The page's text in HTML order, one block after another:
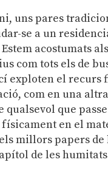
uns pares
se a un
acostumats als
com tots els de
exploten el
com en una
qualsevol que
en el
millors papers
de les